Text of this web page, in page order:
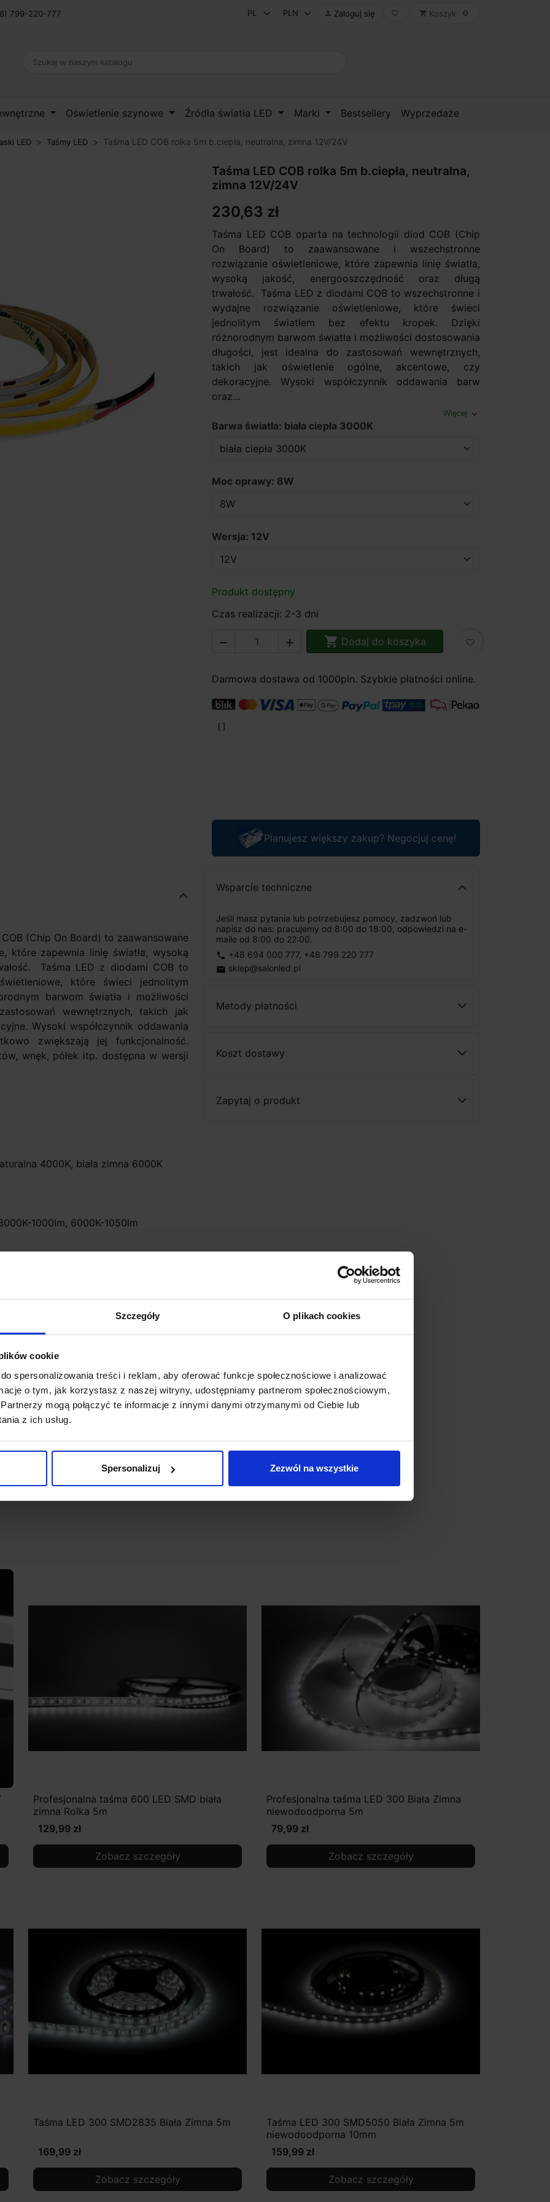
Szczegóły O plikach cookies
cookie
spersonalizowania treści i reklam, aby oferować funkcje społecznościowe i analizować
o tym, jak korzystasz z naszej witryny, udostępniamy partnerom społecznościowym,
mogą połączyć te informacje z innymi danymi otrzymanymi od Ciebie lub
z ich usług.
Spersonalizuj Zezwól na wszystkie
799-220-777  Zaloguj się favorite_border shopping_cart Koszyk 0
Oświetlenie szynowe Źródła światła LED Marki Bestsellery Wyprzedaże
LED Taśmy LED Taśma LED COB rolka 5m b.ciepła, neutralna, zimna 12V/24V
Taśma LED COB rolka 5m b.ciepła, neutralna,
zimna 12V/24V
230,63 zł
Taśma LED COB oparta na technologii diod COB (Chip
On Board) to zaawansowane i wszechstronne
rozwiązanie oświetleniowe, które zapewnia linię światła,
wysoką jakość, energooszczędność oraz długą
trwałość. Taśma LED z diodami COB to wszechstronne i
wydajne rozwiązanie oświetleniowe, które świeci
jednolitym światłem bez efektu kropek. Dzięki
różnorodnym barwom światła i możliwości dostosowania
długości, jest idealna do zastosowań wewnętrznych,
takich jak oświetlenie ogólne, akcentowe, czy
dekoracyjne. Wysoki współczynnik oddawania barw
oraz...
Więcej expand_more
Barwa światła: biała ciepła 3000K
Moc oprawy: 8W
Wersja: 12V
Produkt dostępny
Czas realizacji: 2-3 dni
   Dodaj do koszyka favorite_border
Darmowa dostawa od 1000pln. Szybkie płatności online.
Planujesz większy zakup? Negocjuj cenę!
Wsparcie techniczne
Jeśli masz pytania lub potrzebujesz pomocy, zadzwoń lub
napisz do nas: pracujemy od 8:00 do 18:00, odpowiedzi na e-
maile od 8:00 do 22:00.
phone +48 694 000 777, +48 799 220 777
email sklep@salonled.pl
Metody płatności
Koszt dostawy
Zapytaj o produkt
(Chip On Board) to zaawansowane
które zapewnia linię światła, wysoką
Taśma LED z diodami COB to
które świeci jednolitym
barwom światła i możliwości
wewnętrznych, takich jak
Wysoki współczynnik oddawania
zwiększają jej funkcjonalność.
wnęk, półek itp. dostępna w wersji
4000K, biała zimna 6000K
1000lm, 6000K-1050lm
poboru prądu odp. długości taśmy
sterownika
Profesjonalna taśma 600 LED SMD biała
zimna Rolka 5m
129,99 zł
Zobacz szczegóły
Profesjonalna taśma LED 300 Biała Zimna
niewodoodporna 5m
79,99 zł
Zobacz szczegóły
Taśma LED 300 SMD2835 Biała Zimna 5m
169,99 zł
Zobacz szczegóły
Taśma LED 300 SMD5050 Biała Zimna 5m
niewodoodporna 10mm
159,99 zł
Zobacz szczegóły